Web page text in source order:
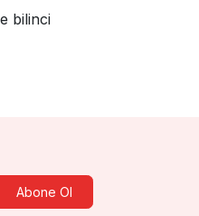
bilinci
Abone Ol